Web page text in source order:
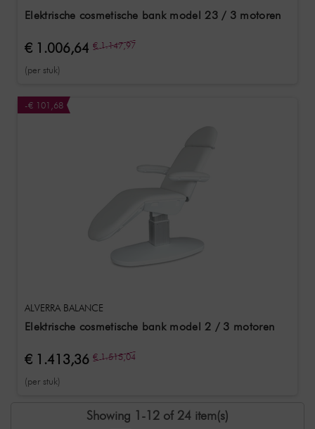
Elektrische cosmetische bank model 23 / 3 motoren
€ 1.006,64 € 1.147,97
(per stuk)
-€ 101,68
ALVERRA BALANCE
Elektrische cosmetische bank model 2 / 3 motoren
€ 1.413,36 € 1.515,04
(per stuk)
Showing 1-12 of 24 item(s)